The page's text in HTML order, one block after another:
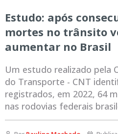
Estudo: após
mortes no trânsito
aumentar no Brasil
Um estudo realizado pela
do Transporte - CNT
registrados, em 2022, 64
nas rodovias federais